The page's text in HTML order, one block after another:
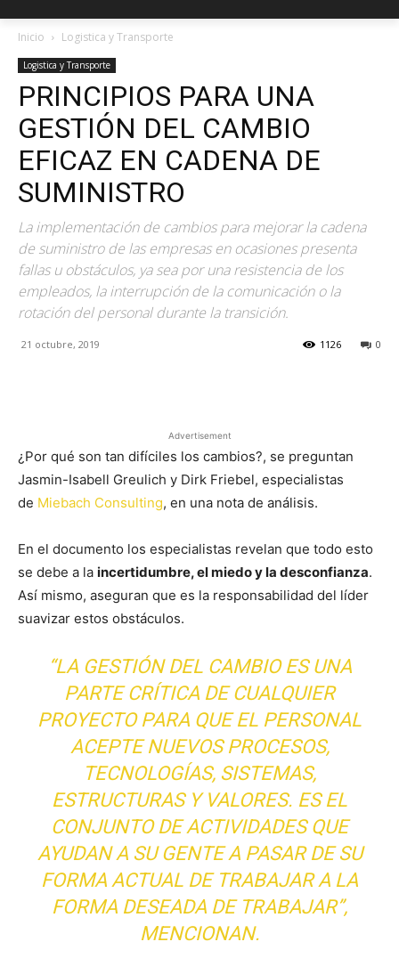
Inicio Logistica y Transporte
Logistica y Transporte
PRINCIPIOS PARA UNA
GESTIÓN DEL CAMBIO
EFICAZ EN CADENA DE
SUMINISTRO
La implementación de cambios para mejorar la cadena
de suministro de las empresas en ocasiones presenta
fallas u obstáculos, ya sea por una resistencia de los
empleados, la interrupción de la comunicación o la
rotación del personal durante la transición.
21 octubre, 2019 0
1126
Advertisement
¿Por qué son tan difíciles los cambios?, se preguntan
Jasmin-Isabell Greulich y Dirk Friebel, especialistas
de Miebach Consulting, en una nota de análisis.
En el documento los especialistas revelan que todo esto
se debe a la incertidumbre, el miedo y la desconfianza.
Así mismo, aseguran que es la responsabilidad del líder
suavizar estos obstáculos.
“LA GESTIÓN DEL CAMBIO ES UNA
PARTE CRÍTICA DE CUALQUIER
PROYECTO PARA QUE EL PERSONAL
ACEPTE NUEVOS PROCESOS,
TECNOLOGÍAS, SISTEMAS,
ESTRUCTURAS Y VALORES. ES EL
CONJUNTO DE ACTIVIDADES QUE
AYUDAN A SU GENTE A PASAR DE SU
FORMA ACTUAL DE TRABAJAR A LA
FORMA DESEADA DE TRABAJAR”,
MENCIONAN.